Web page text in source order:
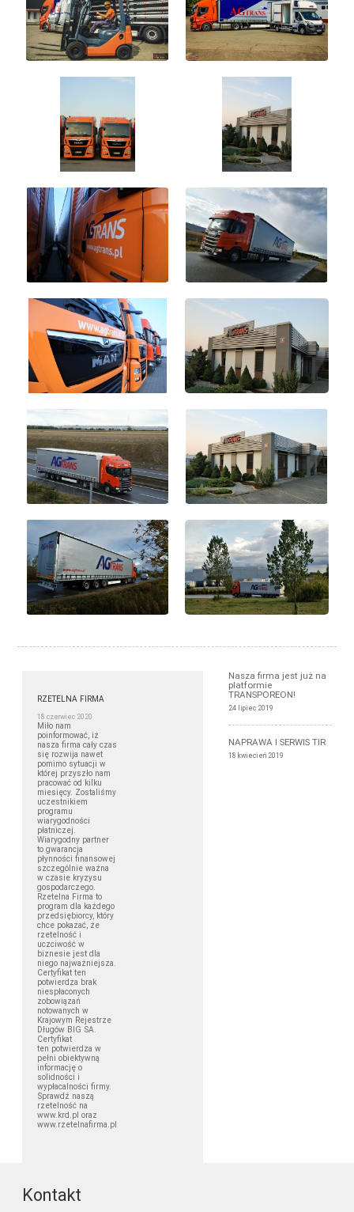
RZETELNA FIRMA
18 czerwiec 2020
Miło nam
poinformować, iż
nasza firma cały czas
się rozwija nawet
pomimo sytuacji w
której przyszło nam
pracować od kilku
miesięcy. Zostaliśmy
uczestnikiem
programu
wiarygodności
płatniczej.
Wiarygodny partner
to gwarancja
płynności finansowej
szczególnie ważna
w czasie kryzysu
gospodarczego.
Rzetelna Firma to
program dla każdego
przedsiębiorcy, który
chce pokazać, że
rzetelność i
uczciwość w
biznesie jest dla
niego najważniejsza.
Certyfikat ten
potwierdza brak
niespłaconych
zobowiązań
notowanych w
Krajowym Rejestrze
Długów BIG SA.
Certyfikat
ten potwierdza w
pełni obiektywną
informację o
solidności i
wypłacalności firmy.
Sprawdź naszą
rzetelność na
www.krd.pl oraz
www.rzetelnafirma.pl
Nasza firma jest już na
platformie
TRANSPOREON!
24 lipiec 2019
NAPRAWA I SERWIS TIR
18 kwiecień 2019
Kontakt